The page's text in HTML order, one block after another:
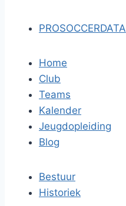
PROSOCCERDATA
Home
Club
Teams
Kalender
Jeugdopleiding
Blog
Bestuur
Historiek